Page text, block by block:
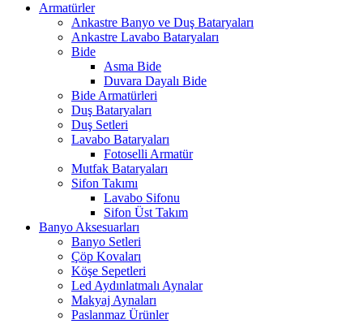
Armatürler
Ankastre Banyo ve Duş Bataryaları
Ankastre Lavabo Bataryaları
Bide
Asma Bide
Duvara Dayalı Bide
Bide Armatürleri
Duş Bataryaları
Duş Setleri
Lavabo Bataryaları
Fotoselli Armatür
Mutfak Bataryaları
Sifon Takımı
Lavabo Sifonu
Sifon Üst Takım
Banyo Aksesuarları
Banyo Setleri
Çöp Kovaları
Köşe Sepetleri
Led Aydınlatmalı Aynalar
Makyaj Aynaları
Paslanmaz Ürünler